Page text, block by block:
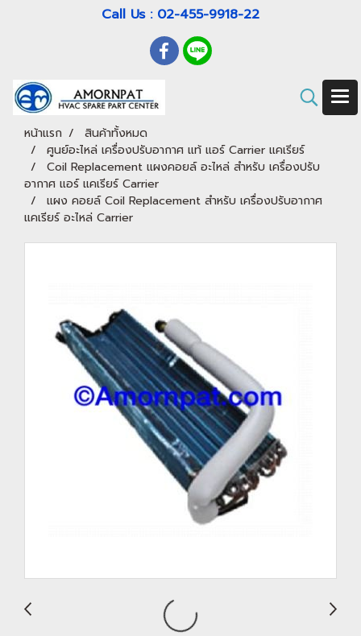
Call Us : 02-455-9918-22
หน้าแรก
สินค้าทั้งหมด
ศูนย์อะไหล่ เครื่องปรับอากาศ แท้ แอร์ Carrier แคเรียร์
Coil Replacement แผงคอยล์ อะไหล่ สำหรับ เครื่องปรับ
อากาศ แอร์ แคเรียร์ Carrier
แผง คอยล์ Coil Replacement สำหรับ เครื่องปรับอากาศ
แคเรียร์ อะไหล่ Carrier